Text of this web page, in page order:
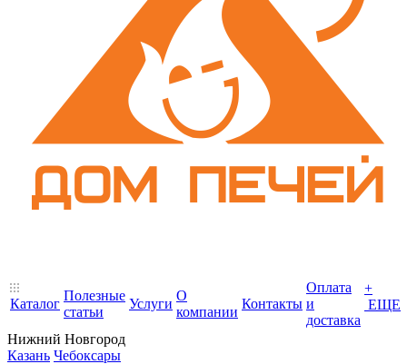
Каталог
Полезные
статьи
Услуги
О
компании
Контакты
Оплата
и
доставка
+
ЕЩЕ
Нижний Новгород
Казань Чебоксары